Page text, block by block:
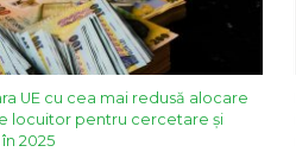
UE cu cea mai redusă alocare
locuitor pentru cercetare și
2025